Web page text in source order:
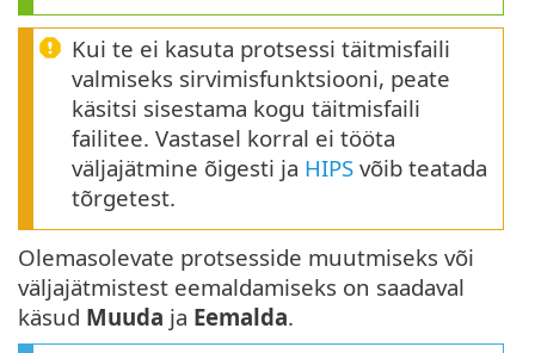
Kui te ei kasuta protsessi täitmisfaili
valmiseks sirvimisfunktsiooni, peate
käsitsi sisestama kogu täitmisfaili
failitee. Vastasel korral ei tööta
väljajätmine õigesti ja HIPS võib teatada
tõrgetest.
Olemasolevate protsesside muutmiseks või
väljajätmistest eemaldamiseks on saadaval
käsud Muuda ja Eemalda.